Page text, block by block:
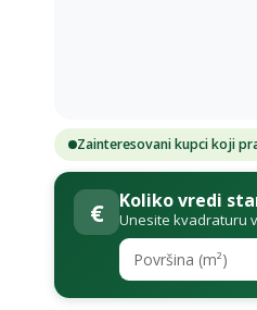
Zainteresovani kupci koji
€ Koliko vredi
Unesite kvadraturu